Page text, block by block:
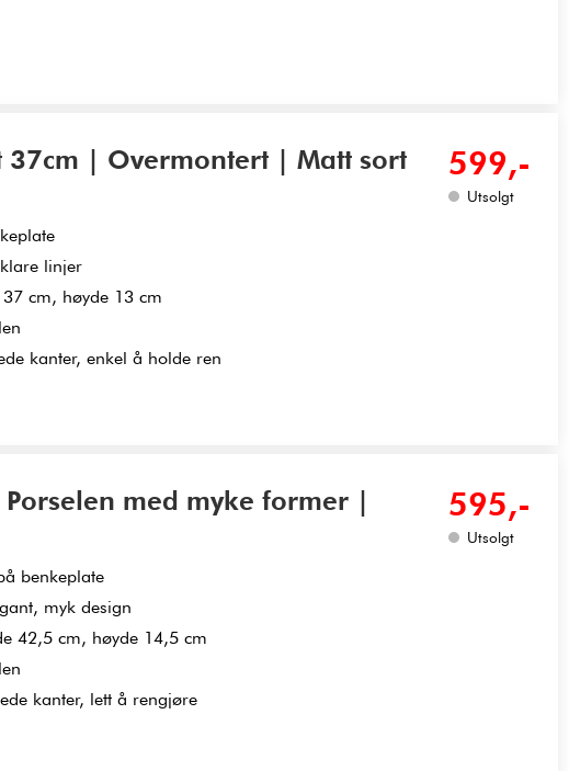
37cm | Overmontert | Matt sort
linjer
cm, høyde 13 cm
kanter, enkel å holde ren
599,-
Utsolgt
med myke former |
benkeplate
myk design
42,5 cm, høyde 14,5 cm
kanter, lett å rengjøre
595,-
Utsolgt